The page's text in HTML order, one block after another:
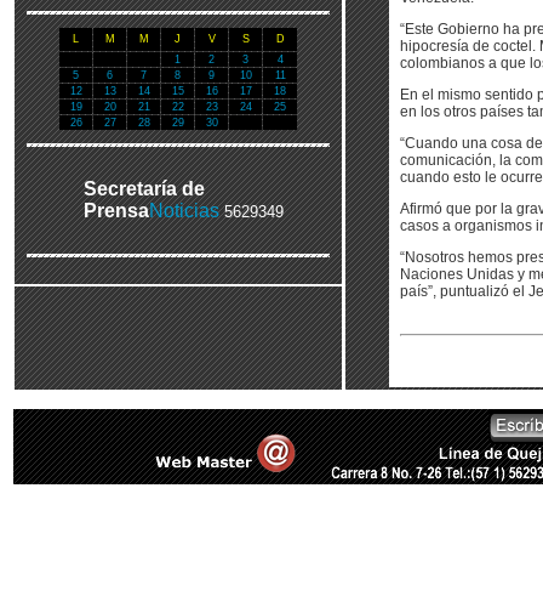
L M M J V S
D
1
2 3
4
5
6 7 8 9 10
11
12
13 14 15 16 17
18
19
20 21 22 23 24
25
26
27 28 29 30
Secretaría de
PrensaNoticias 5629349
“Este Gobierno ha
hipocresía de
colombianos a que
En el mismo sentido
en los otros países
“Cuando una cosa
comunicación, la
cuando esto le
Afirmó que por la
casos a organismos
“Nosotros hemos
Naciones Unidas y
país”, puntualizó el